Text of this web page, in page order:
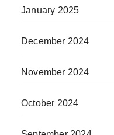
January 2025
December 2024
November 2024
October 2024